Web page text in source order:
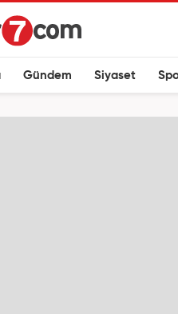
Gündem Siyaset